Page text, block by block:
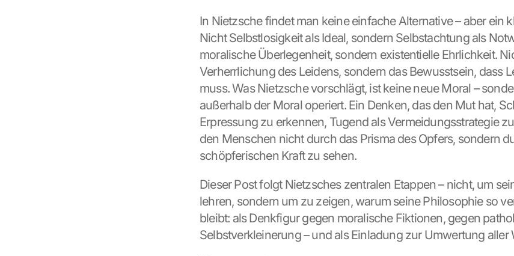
In Nietzsche findet man keine einfache Alternative – aber ein
Nicht Selbstlosigkeit als Ideal, sondern Selbstachtung als
moralische Überlegenheit, sondern existentielle Ehrlichkeit.
Verherrlichung des Leidens, sondern das Bewusstsein, dass
muss. Was Nietzsche vorschlägt, ist keine neue Moral –
außerhalb der Moral operiert. Ein Denken, das den Mut hat,
Erpressung zu erkennen, Tugend als Vermeidungsstrategie
den Menschen nicht durch das Prisma des Opfers, sondern
schöpferischen Kraft zu sehen.
Dieser Post folgt Nietzsches zentralen Etappen – nicht, um
lehren, sondern um zu zeigen, warum seine Philosophie so
bleibt: als Denkfigur gegen moralische Fiktionen, gegen
Selbstverkleinerung – und als Einladung zur Umwertung aller